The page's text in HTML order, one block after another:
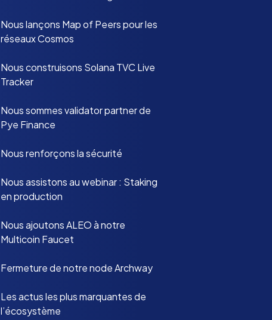
Nous lançons Map of Peers pour les
réseaux Cosmos
Nous construisons Solana TVC Live
Tracker
Nous sommes validator partner de
Pye Finance
Nous renforçons la sécurité
Nous assistons au webinar : Staking
en production
Nous ajoutons ALEO à notre
Multicoin Faucet
Fermeture de notre node Archway
Les actus les plus marquantes de
l’écosystème